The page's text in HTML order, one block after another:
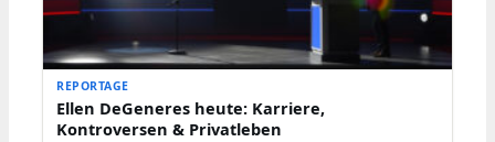
REPORTAGE
Ellen DeGeneres heute: Karriere,
Kontroversen & Privatleben